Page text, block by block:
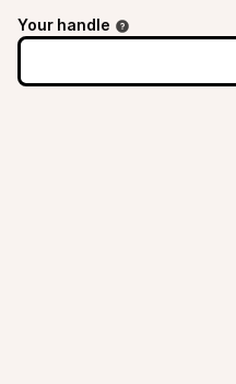
Your handle